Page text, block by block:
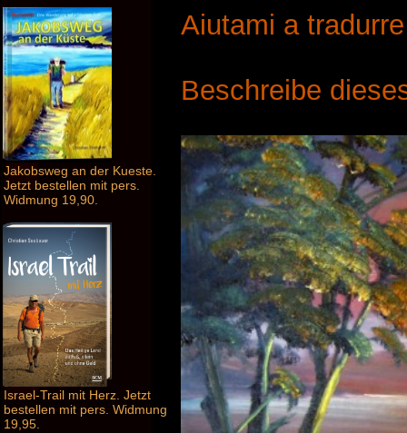
Jakobsweg an der Kueste.
Jetzt bestellen mit pers.
Widmung 19,90.
Israel-Trail mit Herz. Jetzt
bestellen mit pers. Widmung
19,95.
Aiutami a
Beschreibe